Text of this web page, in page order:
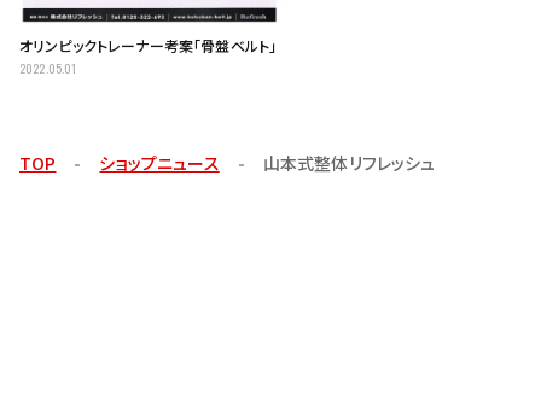
オリンピックトレーナー考案「骨盤ベルト」
2022.05.01
TOP ショップニュース 山本式整体リフレッシュ